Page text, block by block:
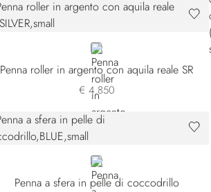
SILVER
Penna roller in argento con aquila reale SR
€ 4.850
BLUE CS-B072
Penna a sfera in pelle di coccodrillo